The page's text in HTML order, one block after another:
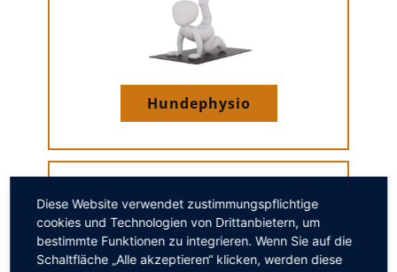
Hundephysio
Diese Website verwendet zustimmungspflichtige
cookies und Technologien von Drittanbietern, um
bestimmte Funktionen zu integrieren. Wenn Sie auf die
Schaltfläche „Alle akzeptieren“ klicken, werden diese